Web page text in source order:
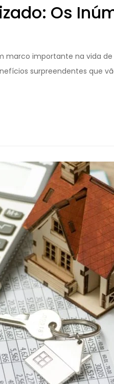
Os
marco importante na vida
surpreendentes que